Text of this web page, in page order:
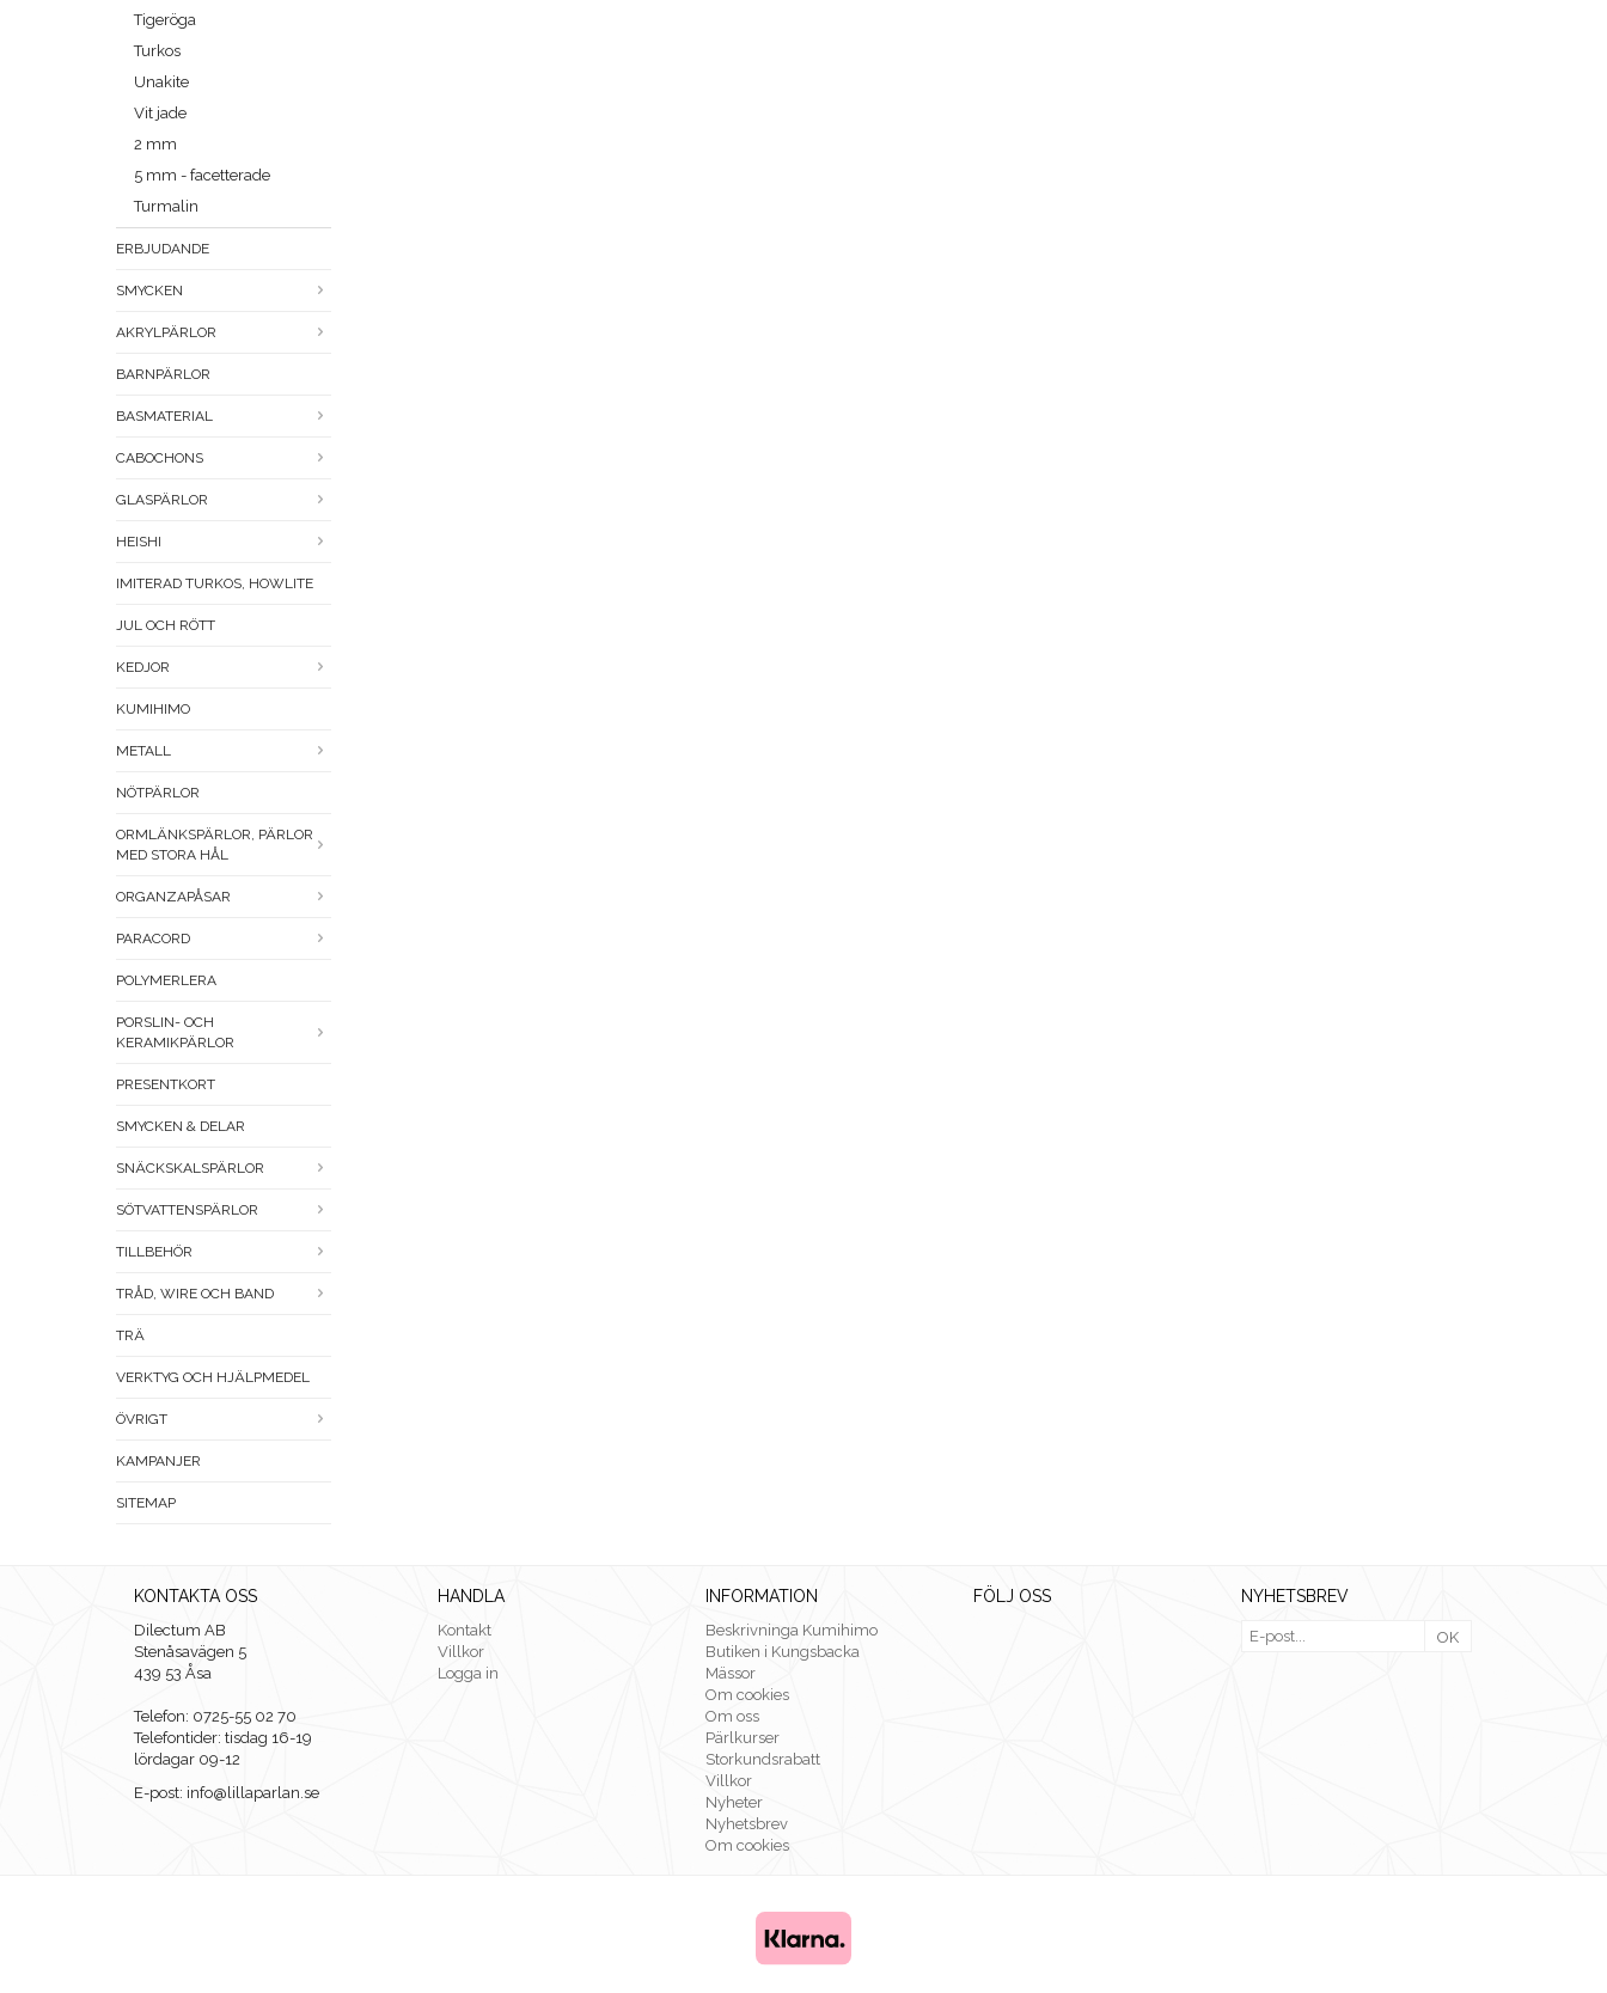
Tigeröga
Turkos
Unakite
Vit jade
2 mm
5 mm - facetterade
Turmalin
ERBJUDANDE
SMYCKEN
AKRYLPÄRLOR
BARNPÄRLOR
BASMATERIAL
CABOCHONS
GLASPÄRLOR
HEISHI
IMITERAD TURKOS, HOWLITE
JUL OCH RÖTT
KEDJOR
KUMIHIMO
METALL
NÖTPÄRLOR
ORMLÄNKSPÄRLOR, PÄRLOR
MED STORA HÅL
ORGANZAPÅSAR
PARACORD
POLYMERLERA
PORSLIN- OCH
KERAMIKPÄRLOR
PRESENTKORT
SMYCKEN & DELAR
SNÄCKSKALSPÄRLOR
SÖTVATTENSPÄRLOR
TILLBEHÖR
TRÅD, WIRE OCH BAND
TRÄ
VERKTYG OCH HJÄLPMEDEL
ÖVRIGT
KAMPANJER
SITEMAP
KONTAKTA OSS
Dilectum AB
Stenåsavägen 5
439 53 Åsa
Telefon: 0725-55 02 70
Telefontider: tisdag 16-19
lördagar 09-12
E-post: info@lillaparlan.se
HANDLA
Kontakt
Villkor
Logga in
INFORMATION
Beskrivninga Kumihimo
Butiken i Kungsbacka
Mässor
Om cookies
Om oss
Pärlkurser
Storkundsrabatt
Villkor
Nyheter
Nyhetsbrev
Om cookies
FÖLJ OSS NYHETSBREV
OK